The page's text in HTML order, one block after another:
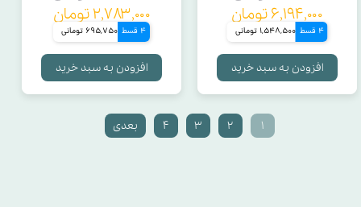
۶,۱۹۴,۰۰۰ تومان
4 قسط 1,548,500 تومانی
افزودن به سبد خرید
۲,۷۸۳,۰۰۰ تومان
4 قسط 695,750 تومانی
افزودن به سبد خرید
۱ ۲ ۳ ۴ بعدی